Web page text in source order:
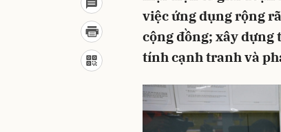
việc ứng dụng rộng
cộng đồng; xây
tính cạnh tranh và